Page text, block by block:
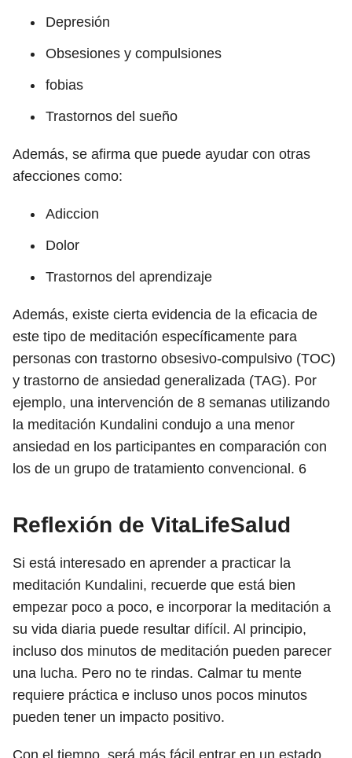
Depresión
Obsesiones y compulsiones
fobias
Trastornos del sueño
Además, se afirma que puede ayudar con otras
afecciones como:
Adiccion
Dolor
Trastornos del aprendizaje
Además, existe cierta evidencia de la eficacia de
este tipo de meditación específicamente para
personas con trastorno obsesivo-compulsivo (TOC)
y trastorno de ansiedad generalizada (TAG). Por
ejemplo, una intervención de 8 semanas utilizando
la meditación Kundalini condujo a una menor
ansiedad en los participantes en comparación con
los de un grupo de tratamiento convencional. 6
Reflexión de VitaLifeSalud
Si está interesado en aprender a practicar la
meditación Kundalini, recuerde que está bien
empezar poco a poco, e incorporar la meditación a
su vida diaria puede resultar difícil. Al principio,
incluso dos minutos de meditación pueden parecer
una lucha. Pero no te rindas. Calmar tu mente
requiere práctica e incluso unos pocos minutos
pueden tener un impacto positivo.